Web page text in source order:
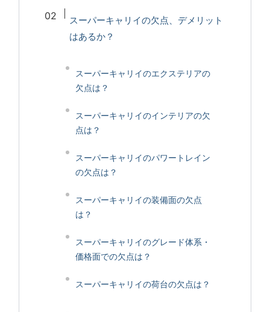
スーパーキャリイの欠点、デメリット
はあるか？
スーパーキャリイのエクステリアの
欠点は？
スーパーキャリイのインテリアの欠
点は？
スーパーキャリイのパワートレイン
の欠点は？
スーパーキャリイの装備面の欠点
は？
スーパーキャリイのグレード体系・
価格面での欠点は？
スーパーキャリイの荷台の欠点は？